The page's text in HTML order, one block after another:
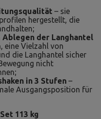
– sie
hergestellt, die
Ablegen der Langhantel
eine Vielzahl von
die Langhantel sicher
nicht
in 3 Stufen –
Ausgangsposition für
113 kg